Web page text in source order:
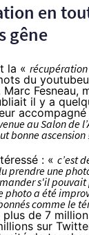
en
gêne
la «
du
Marc Fesneau,
il y a
accompagné
au Salon de
bonne ascension
: « c’est
prendre une
s'il pouvait
photo a été
comme le
plus de 7
sur